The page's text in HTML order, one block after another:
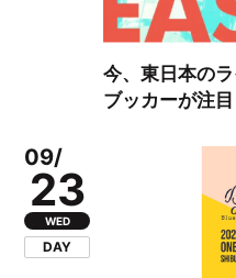
今、東日本の
ブッカーが注
09/
23
WED
DAY